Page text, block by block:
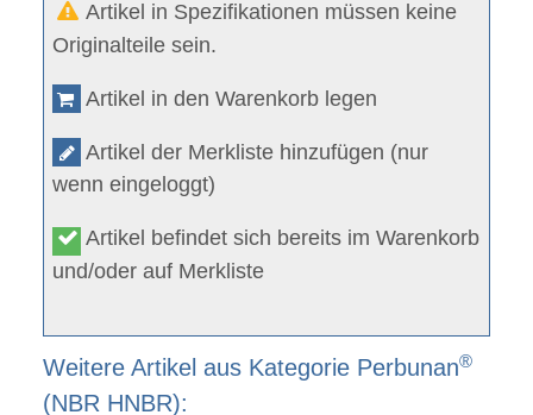
Artikel in Spezifikationen müssen keine
Originalteile sein.
Artikel in den Warenkorb legen
Artikel der Merkliste hinzufügen (nur
wenn eingeloggt)
Artikel befindet sich bereits im Warenkorb
und/oder auf Merkliste
Weitere Artikel aus Kategorie Perbunan®
(NBR HNBR):